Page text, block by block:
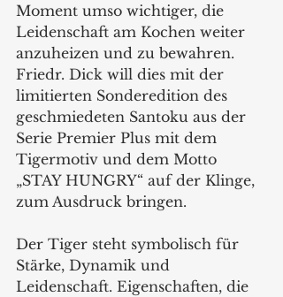
Moment umso wichtiger, die
Leidenschaft am Kochen weiter
anzuheizen und zu bewahren.
Friedr. Dick will dies mit der
limitierten Sonderedition des
geschmiedeten Santoku aus der
Serie Premier Plus mit dem
Tigermotiv und dem Motto
„STAY HUNGRY“ auf der Klinge,
zum Ausdruck bringen.
Der Tiger steht symbolisch für
Stärke, Dynamik und
Leidenschaft. Eigenschaften, die